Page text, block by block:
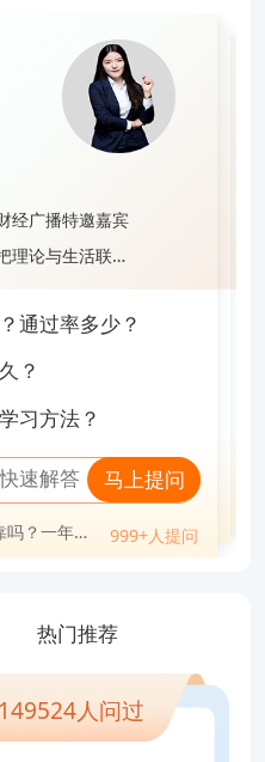
授权，任何媒体、网站、个人
用。 经本网站合法授权的，应
“来源高顿教育”或“来源高顿网
的“高顿”字样进行删减、替换
出处。本网站转载的目的在于
或证实其描述，本网站不对其
涉及版权等问题，请与本网站
告编号：NO.20231022*****
哪些
经广播特邀嘉宾
理论与生活联
通过率多少？
？
习方法？
马上提问
吗？一年多
哪个科目
？需要什么
级经济师
999+人提问
级经济师，中级会计
，深受学生好评
？值得考吗？
备考攻略，速速查
础大纲变化有哪些
马上提问
什么学历？要
年多少钱，怎
都选人力和工
经济师会不会
999+人提问
经验，打造多款财经证
务超过3万名学员
快，逻辑性强，善于激
门？附3点实用学习建
称？
大专能报考吗？
马上提问
次性通过率高不
济师买什么资料？
业怎么选？
必须一次性过两
999+人提问
视、第一财经广播特邀嘉宾
巧，擅长把理论与生活联
难不难？通过率多少？
需要多久？
师可以挂靠吗？一年多
次性通过中级经济师
999+人提问
热门推荐
人问过